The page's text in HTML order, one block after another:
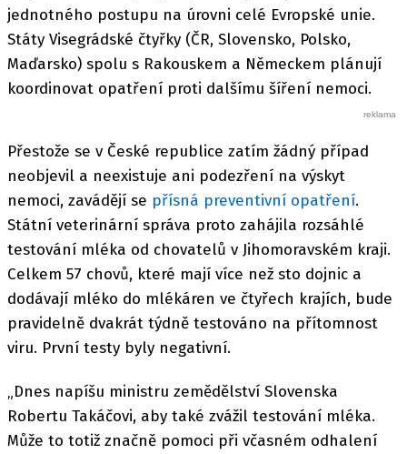
jednotného postupu na úrovni celé Evropské unie.
Státy Visegrádské čtyřky (ČR, Slovensko, Polsko,
Maďarsko) spolu s Rakouskem a Německem plánují
koordinovat opatření proti dalšímu šíření nemoci.
Přestože se v České republice zatím žádný případ
neobjevil a neexistuje ani podezření na výskyt
nemoci, zavádějí se přísná preventivní opatření.
Státní veterinární správa proto zahájila rozsáhlé
testování mléka od chovatelů v Jihomoravském kraji.
Celkem 57 chovů, které mají více než sto dojnic a
dodávají mléko do mlékáren ve čtyřech krajích, bude
pravidelně dvakrát týdně testováno na přítomnost
viru. První testy byly negativní.
„Dnes napíšu ministru zemědělství Slovenska
Robertu Takáčovi, aby také zvážil testování mléka.
Může to totiž značně pomoci při včasném odhalení